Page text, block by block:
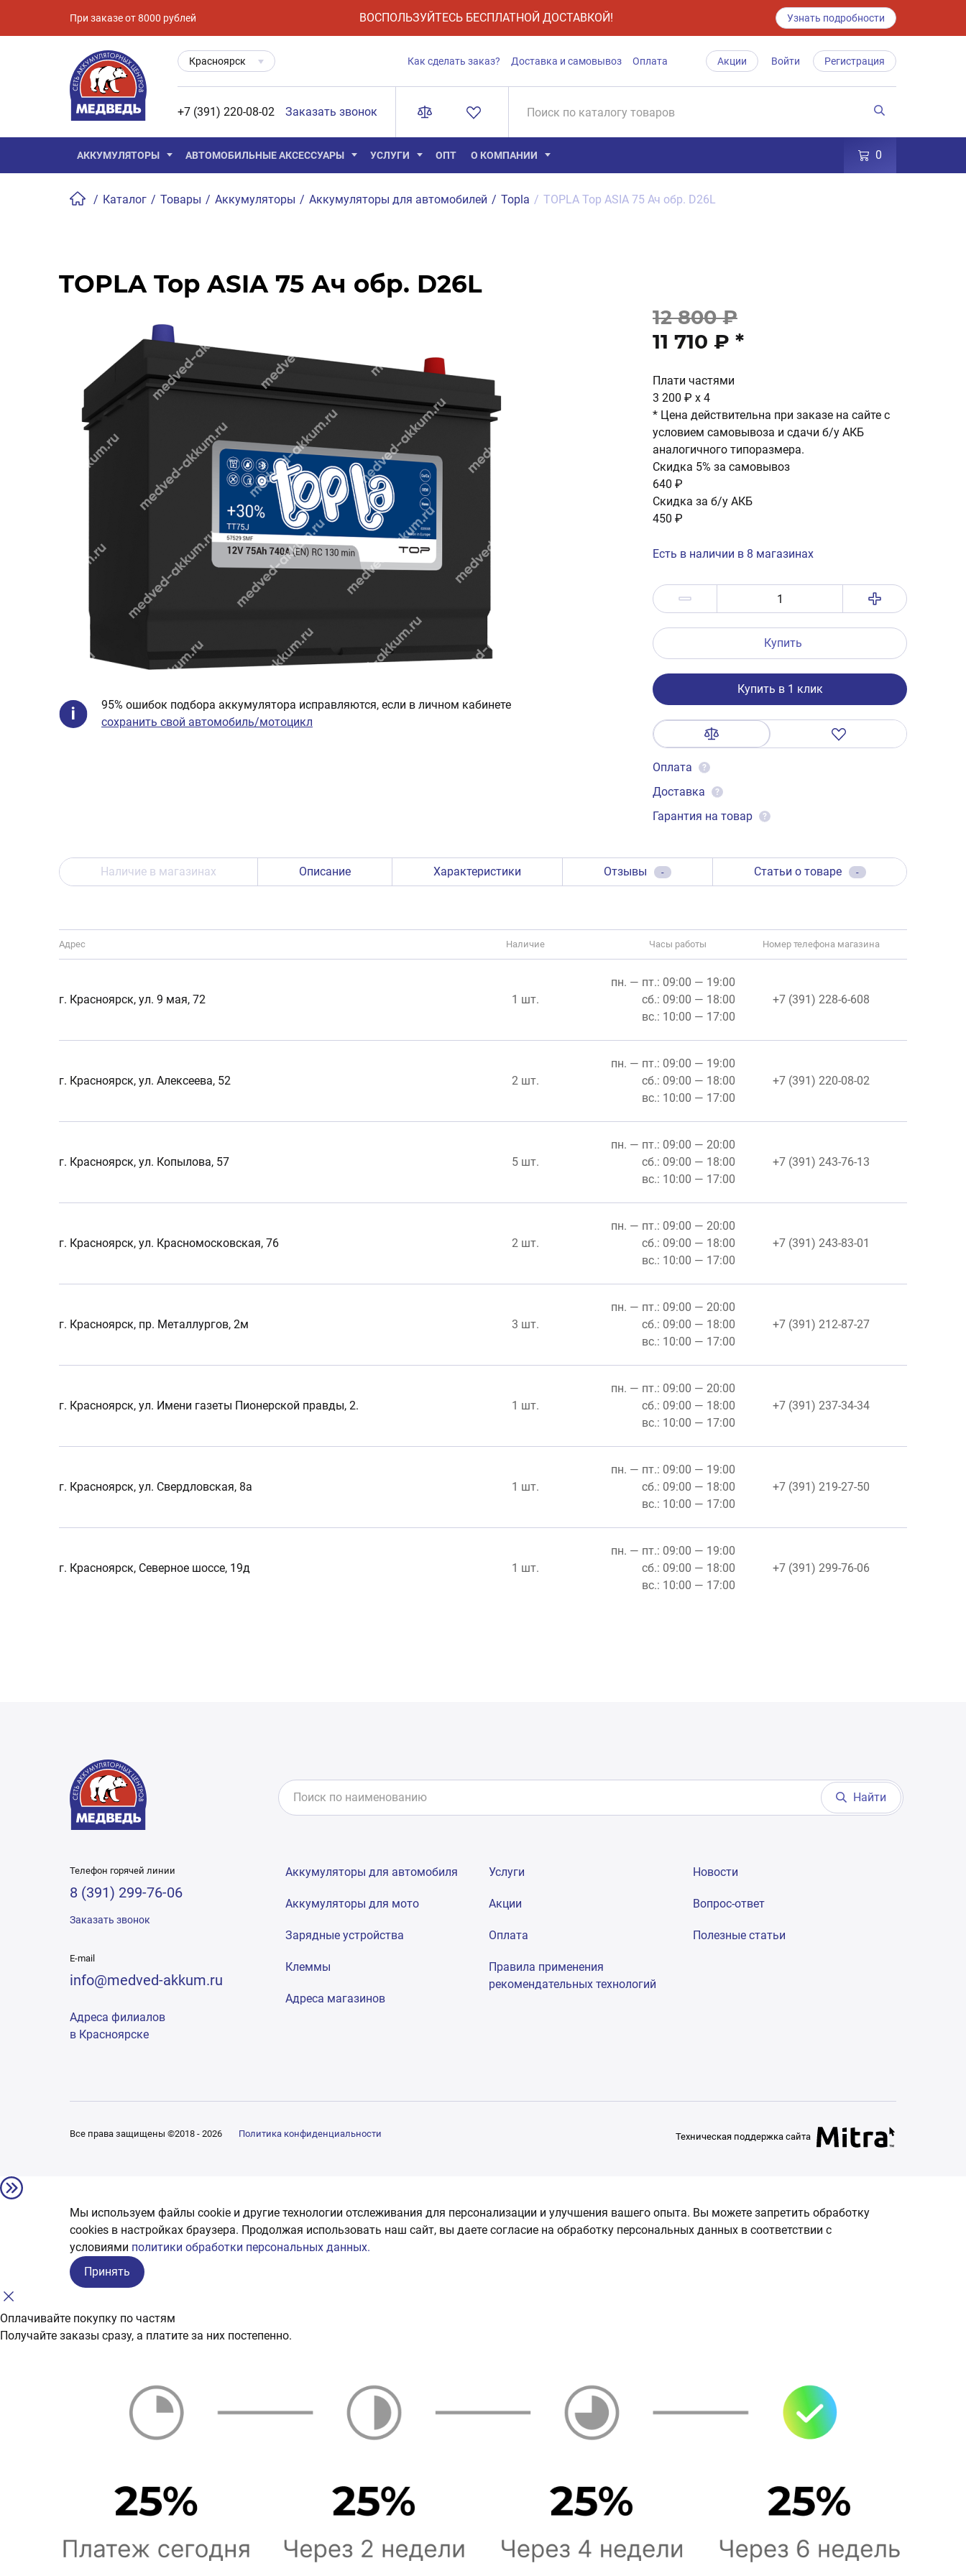
При заказе от 8000 рублей ВОСПОЛЬЗУЙТЕСЬ БЕСПЛАТНОЙ ДОСТАВКОЙ! Узнать подробности
Красноярск Как сделать заказ? Доставка и самовывоз Оплата Акции Войти Регистрация
+7 (391) 220-08-02 Заказать звонок
АККУМУЛЯТОРЫ АВТОМОБИЛЬНЫЕ АКСЕССУАРЫ УСЛУГИ ОПТ О КОМПАНИИ 0
/ Каталог / Товары / Аккумуляторы / Аккумуляторы для автомобилей / Topla / TOPLA Top ASIA 75 Ач обр. D26L
TOPLA Top ASIA 75 Ач обр. D26L
95% ошибок подбора аккумулятора исправляются, если в личном кабинете
сохранить свой автомобиль/мотоцикл
12 800 ₽
11 710 ₽ *
Плати частями
3 200 ₽ x 4
* Цена действительна при заказе на сайте с
условием самовывоза и сдачи б/у АКБ
аналогичного типоразмера.
Скидка 5% за самовывоз
640 ₽
Скидка за б/у АКБ
450 ₽
Есть в наличии в 8 магазинах
Купить
Купить в 1 клик
Оплата ?
Доставка ?
Гарантия на товар ?
Наличие в магазинах Описание Характеристики Отзывы - Статьи о товаре -
Адрес Наличие Часы работы Номер телефона магазина
г. Красноярск, ул. 9 мая, 72 1 шт.
пн. — пт.: 09:00 — 19:00
сб.: 09:00 — 18:00
вс.: 10:00 — 17:00
+7 (391) 228-6-608
г. Красноярск, ул. Алексеева, 52 2 шт.
пн. — пт.: 09:00 — 19:00
сб.: 09:00 — 18:00
вс.: 10:00 — 17:00
+7 (391) 220-08-02
г. Красноярск, ул. Копылова, 57 5 шт.
пн. — пт.: 09:00 — 20:00
сб.: 09:00 — 18:00
вс.: 10:00 — 17:00
+7 (391) 243-76-13
г. Красноярск, ул. Красномосковская, 76 2 шт.
пн. — пт.: 09:00 — 20:00
сб.: 09:00 — 18:00
вс.: 10:00 — 17:00
+7 (391) 243-83-01
г. Красноярск, пр. Металлургов, 2м 3 шт.
пн. — пт.: 09:00 — 20:00
сб.: 09:00 — 18:00
вс.: 10:00 — 17:00
+7 (391) 212-87-27
г. Красноярск, ул. Имени газеты Пионерской правды, 2. 1 шт.
пн. — пт.: 09:00 — 20:00
сб.: 09:00 — 18:00
вс.: 10:00 — 17:00
+7 (391) 237-34-34
г. Красноярск, ул. Свердловская, 8а 1 шт.
пн. — пт.: 09:00 — 19:00
сб.: 09:00 — 18:00
вс.: 10:00 — 17:00
+7 (391) 219-27-50
г. Красноярск, Северное шоссе, 19д 1 шт.
пн. — пт.: 09:00 — 19:00
сб.: 09:00 — 18:00
вс.: 10:00 — 17:00
+7 (391) 299-76-06
Найти
Телефон горячей линии
8 (391) 299-76-06
Заказать звонок
E-mail
info@medved-akkum.ru
Адреса филиалов
в Красноярске
Аккумуляторы для автомобиля
Аккумуляторы для мото
Зарядные устройства
Клеммы
Адреса магазинов
Услуги
Акции
Оплата
Правила применения
рекомендательных технологий
Новости
Вопрос-ответ
Полезные статьи
Все права защищены ©2018 - 2026 Политика конфиденциальности Техническая поддержка сайта
Мы используем файлы cookie и другие технологии отслеживания для персонализации и улучшения вашего опыта. Вы можете запретить обработку
сookies в настройках браузера. Продолжая использовать наш сайт, вы даете согласие на обработку персональных данных в соответствии с
условиями политики обработки персональных данных.
Принять
Оплачивайте покупку по частям
Получайте заказы сразу, а платите за них постепенно.